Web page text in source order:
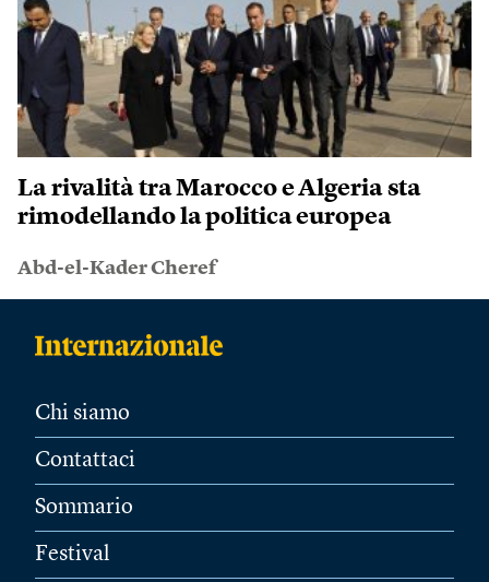
La rivalità tra Marocco e Algeria sta
rimodellando la politica europea
Abd-el-Kader Cheref
Chi siamo
Contattaci
Sommario
Festival